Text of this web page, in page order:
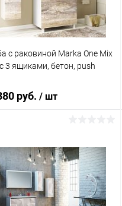
с раковиной Marka One Mix
3 ящиками, бетон, push
руб. / шт
В корзину
в 1 клик Сравнение
Под заказ